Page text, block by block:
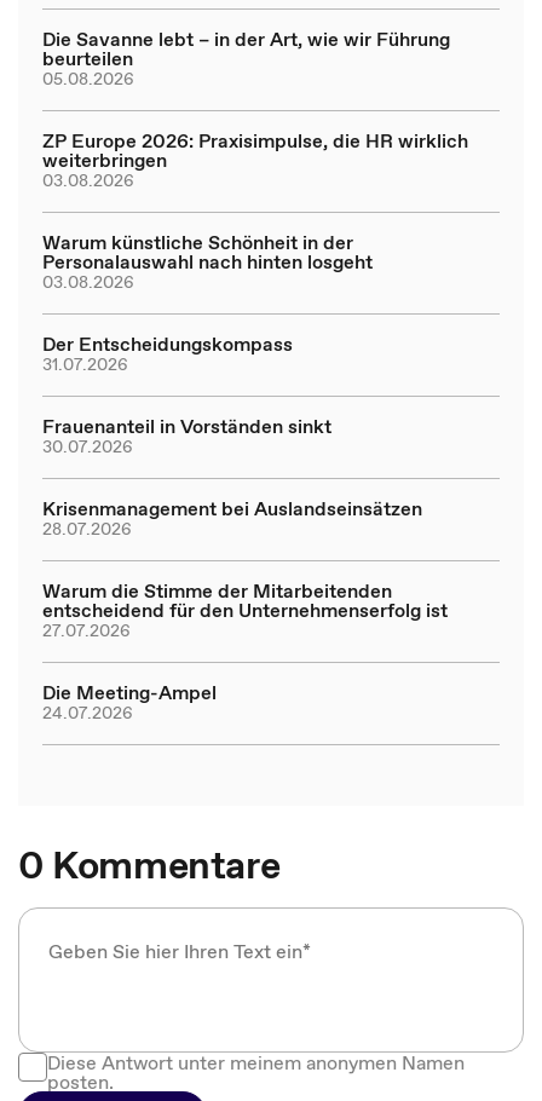
Die Savanne lebt – in der Art, wie wir Führung
beurteilen
05.08.2026
ZP Europe 2026: Praxisimpulse, die HR wirklich
weiterbringen
03.08.2026
Warum künstliche Schönheit in der
Personalauswahl nach hinten losgeht
03.08.2026
Der Entscheidungskompass
31.07.2026
Frauenanteil in Vorständen sinkt
30.07.2026
Krisenmanagement bei Auslandseinsätzen
28.07.2026
Warum die Stimme der Mitarbeitenden
entscheidend für den Unternehmenserfolg ist
27.07.2026
Die Meeting-Ampel
24.07.2026
0 Kommentare
Diese Antwort unter meinem anonymen Namen
posten.